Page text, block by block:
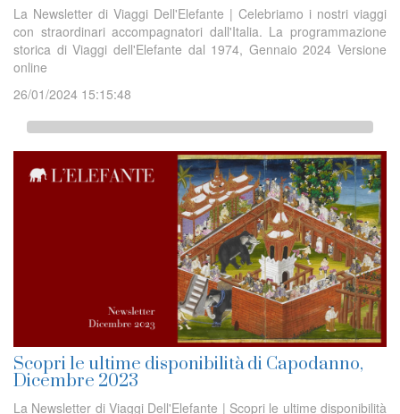
La Newsletter di Viaggi Dell'Elefante | Celebriamo i nostri viaggi
con straordinari accompagnatori dall'Italia. La programmazione
storica di Viaggi dell'Elefante dal 1974, Gennaio 2024 Versione
online
26/01/2024 15:15:48
Scopri le ultime disponibilità di Capodanno,
Dicembre 2023
La Newsletter di Viaggi Dell'Elefante | Scopri le ultime disponibilità